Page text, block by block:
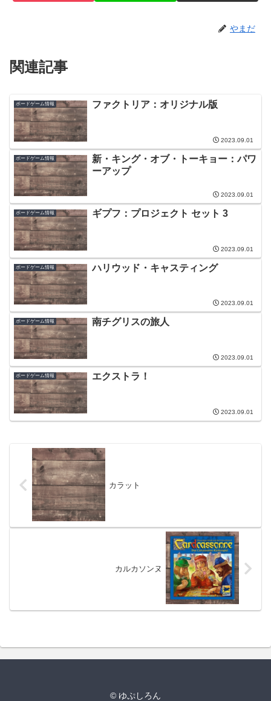
やまだ
関連記事
ボードゲーム情報 ファクトリア：オリジナル版
2023.09.01
ボードゲーム情報
新・キング・オブ・トーキョー：パワ
ーアップ
2023.09.01
ボードゲーム情報 ギプフ：プロジェクト セット 3
2023.09.01
ボードゲーム情報 ハリウッド・キャスティング
2023.09.01
ボードゲーム情報 南チグリスの旅人
2023.09.01
ボードゲーム情報 エクストラ！
2023.09.01
カラット
カルカソンヌ
© ゆぷしろん